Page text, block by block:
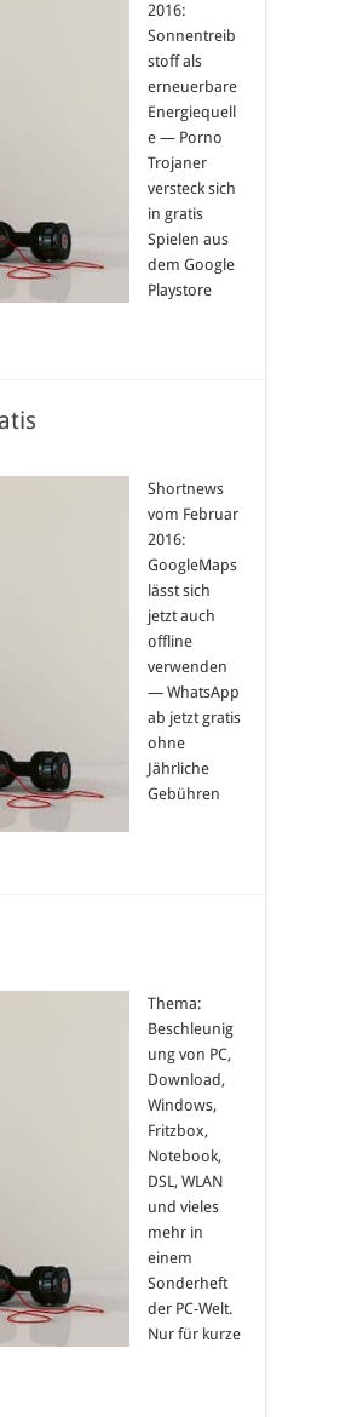
2016:
Sonnentreib
stoff als
erneuerbare
Energiequell
e — Porno
Trojaner
versteck sich
in gratis
Spielen aus
dem Google
Playstore
Shortnews
vom Februar
2016:
GoogleMaps
lässt sich
jetzt auch
offline
verwenden
— WhatsApp
ab jetzt gratis
ohne
Jährliche
Gebühren
Thema:
Beschleunig
ung von PC,
Download,
Windows,
Fritzbox,
Notebook,
DSL, WLAN
und vieles
mehr in
einem
Sonderheft
der PC-Welt.
Nur für kurze